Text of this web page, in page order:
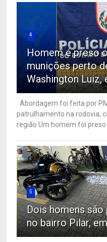
4
Homem é preso
munições perto
Washington Luiz,
Abordagem foi feita por
patrulhamento na rodovia;
região Um homem foi preso
5
Dois homens
no bairro Pilar,